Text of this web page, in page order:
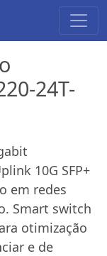
24T-
10G SFP+
em redes
Smart switch
otimização
e de